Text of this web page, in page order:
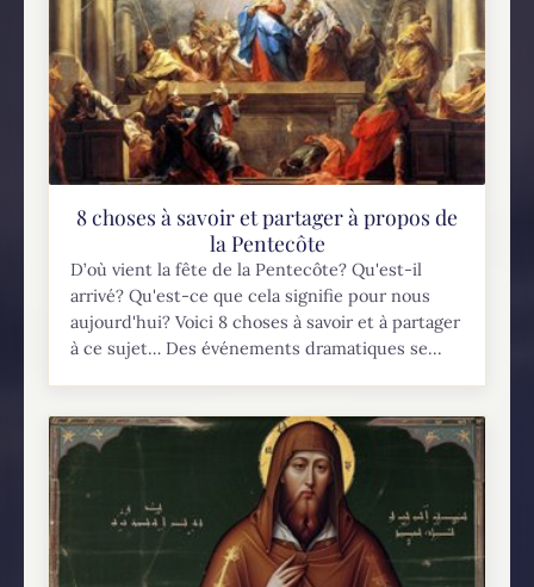
8 choses à savoir et partager à propos de
la Pentecôte
D’où vient la fête de la Pentecôte? Qu'est-il
arrivé? Qu'est-ce que cela signifie pour nous
aujourd'hui? Voici 8 choses à savoir et à partager
à ce sujet… Des événements dramatiques se...